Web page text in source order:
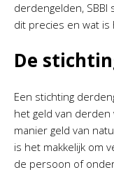
derdengelden, SBBI
dit precies en wat is
De
Een stichting
het geld van
manier geld van
is het makkelijk om
de persoon of